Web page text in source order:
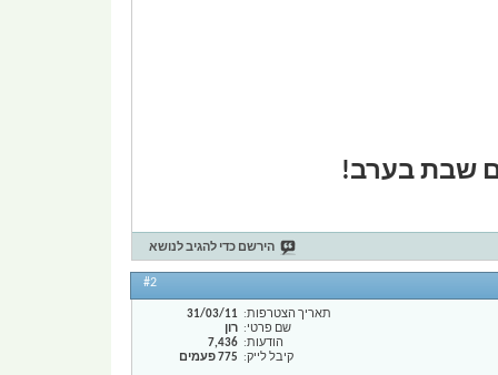
שבת בערב!
הירשם כדי להגיב לנושא
#2
תאריך הצטרפות
31/03/11
שם פרטי
רון
הודעות
7,436
קיבל לייק
775 פעמים